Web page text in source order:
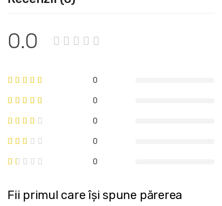
0.0
0
0
0
0
0
Fii primul care își spune părerea